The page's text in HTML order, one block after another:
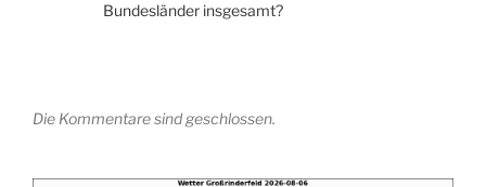
Bundesländer insgesamt?
Die Kommentare sind geschlossen.